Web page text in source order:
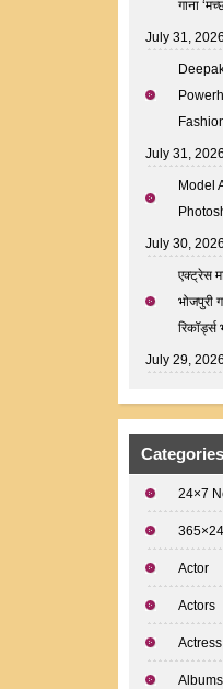
गाना
July 31, 2026
July 31, 2026
Model
July 30, 2026
एक्ट्रेस
भोजपुरी
रिकॉर्ड्स
July 29, 2026
Categories
24×7
Actor
Actors
Actress
Albums